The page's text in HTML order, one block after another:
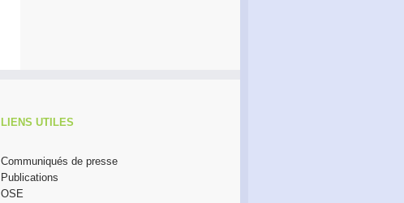
LIENS UTILES
Communiqués de presse
Publications
OSE